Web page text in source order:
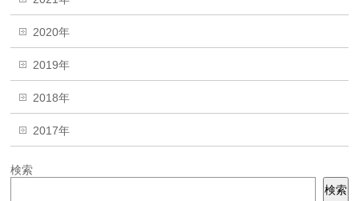
2020年
2019年
2018年
2017年
検索
検索